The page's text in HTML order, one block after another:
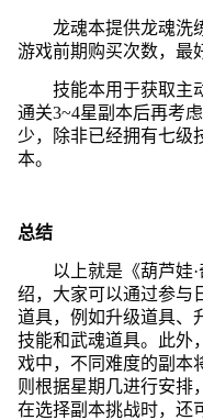
龙魂本提供龙魂洗
游戏前期购买次数，最
技能本用于获取主
通关3~4星副本后再考
少，除非已经拥有七级
本。
总结
以上就是《葫芦娃
绍，大家可以通过参与
道具，例如升级道具、
技能和武魂道具。此外
戏中，不同难度的副本
则根据星期几进行安排
在选择副本挑战时，还